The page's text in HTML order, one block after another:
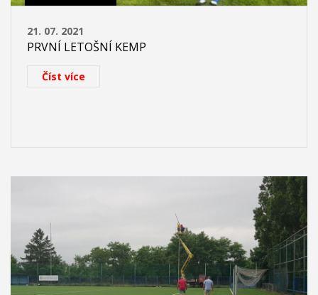
21. 07. 2021
PRVNÍ LETOŠNÍ KEMP
Číst více